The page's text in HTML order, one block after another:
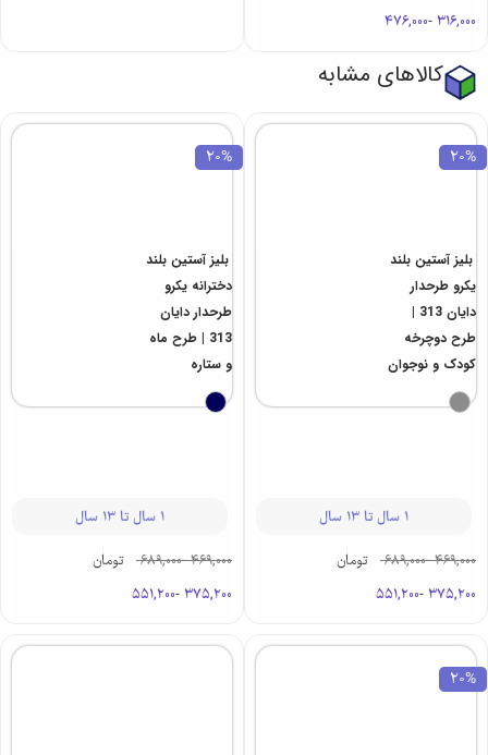
316,000
-
476,000
کالاهای مشابه
20%
بلیز آستین بلند
یکرو طرحدار
دایان 313 |
طرح دوچرخه
کودک و نوجوان
1 سال تا 13 سال
469,000
-
689,000
375,200
-
551,200
تومان
20%
بلیز آستین بلند
دخترانه یکرو
طرحدار دایان
313 | طرح ماه
و ستاره
1 سال تا 13 سال
469,000
-
689,000
375,200
-
551,200
تومان
20%